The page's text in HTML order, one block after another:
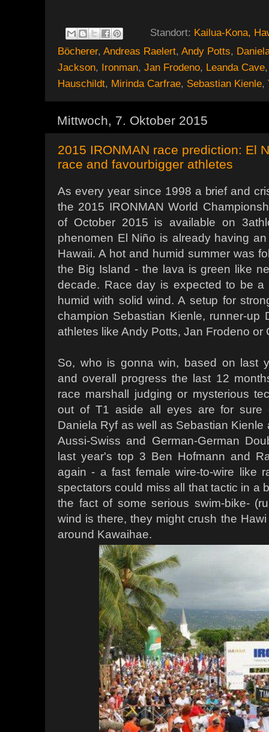
Standort: Kailua-Kona,
Böcherer, Andreas Raelert, Andy Potts,
Jackson, Ironman, Jan Frodeno, Leanda Cave
Hauschildt, Mirinda Carfrae, Sebastian Kienle,
Mittwoch, 7. Oktober 2015
2015 IRONMAN race prediction: El
race and favourbigger athletes
As every year since 1998 a brief and
the 2015 IRONMAN World
of October 2015 is available on
phenomen El Niño is already having
Hawaii. A hot and humid summer was
the Big Island - the lava is green like
decade. Race day is expected to be a
humid with solid wind. A setup for
champion Sebastian Kienle, runner-up
athletes like Andy Potts, Jan Frodeno or
So, who is gonna win, based on last
and overall progress the last 12
race marshall judging or mysterious
out of T1 aside all eyes are for sure
Daniela Ryf as well as Sebastian
Aussi-Swiss and German-German
last year's top 3 Ben Hofmann and
again - a fast female wire-to-wire like
spectators could miss all that tactic in a
the fact of some serious swim-bike-
wind is there, they might crush the
around Kawaihae.